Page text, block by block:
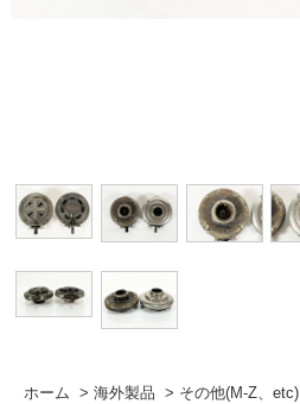
ホーム > 海外製品 > その他(M-Z、etc)